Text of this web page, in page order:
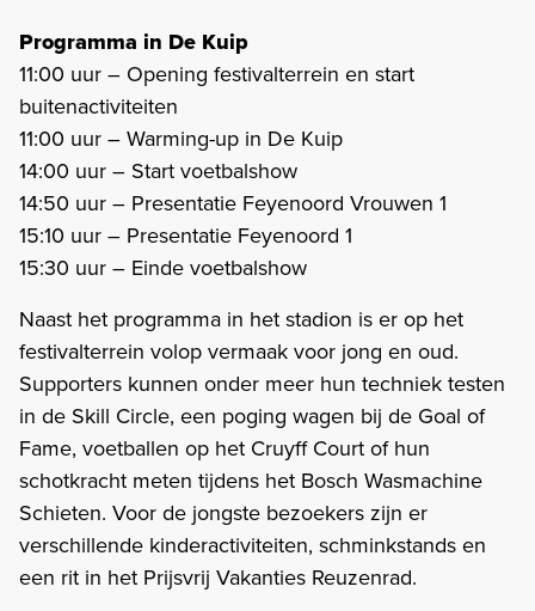
Programma in De Kuip
11:00 uur – Opening festivalterrein en start
buitenactiviteiten
11:00 uur – Warming-up in De Kuip
14:00 uur – Start voetbalshow
14:50 uur – Presentatie Feyenoord Vrouwen 1
15:10 uur – Presentatie Feyenoord 1
15:30 uur – Einde voetbalshow
Naast het programma in het stadion is er op het
festivalterrein volop vermaak voor jong en oud.
Supporters kunnen onder meer hun techniek testen
in de Skill Circle, een poging wagen bij de Goal of
Fame, voetballen op het Cruyff Court of hun
schotkracht meten tijdens het Bosch Wasmachine
Schieten. Voor de jongste bezoekers zijn er
verschillende kinderactiviteiten, schminkstands en
een rit in het Prijsvrij Vakanties Reuzenrad.